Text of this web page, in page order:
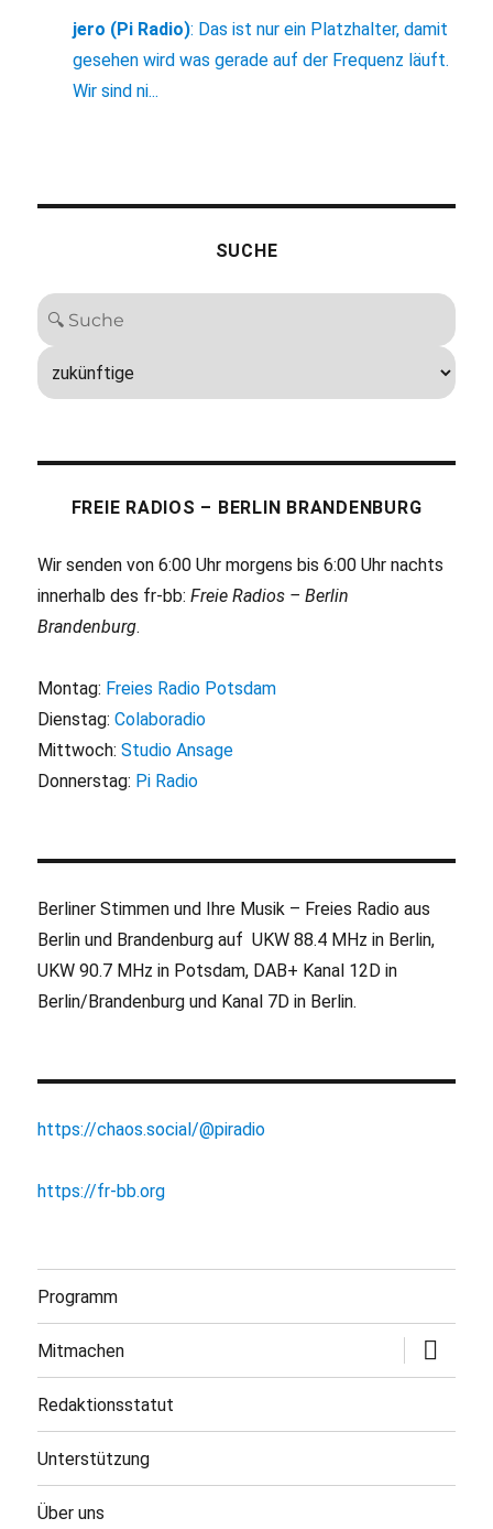
jero (Pi Radio): Das ist nur ein Platzhalter, damit
gesehen wird was gerade auf der Frequenz läuft.
Wir sind ni...
SUCHE
FREIE RADIOS – BERLIN BRANDENBURG
Wir senden von 6:00 Uhr morgens bis 6:00 Uhr nachts
innerhalb des fr-bb:Freie Radios – Berlin
Brandenburg.
Montag: Freies Radio Potsdam
Dienstag:Colaboradio
Mittwoch:Studio Ansage
Donnerstag: Pi Radio
Berliner Stimmen und Ihre Musik – Freies Radio aus
Berlin und Brandenburg auf UKW 88.4 MHz in Berlin,
UKW 90.7 MHz in Potsdam, DAB+ Kanal 12D in
Berlin/Brandenburg und Kanal 7D in Berlin.
https://chaos.social/@piradio
https://fr-bb.org
Programm
Mitmachen
öffnen
Redaktionsstatut
Unterstützung
Über uns